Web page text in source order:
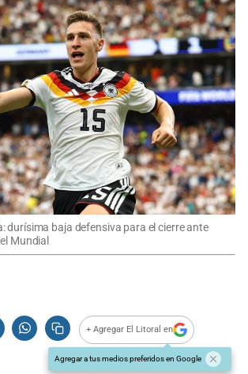
durísima baja defensiva para el cierre ante
Mundial
+ Agregar El Litoral en
Agregar a tus medios preferidos en Google